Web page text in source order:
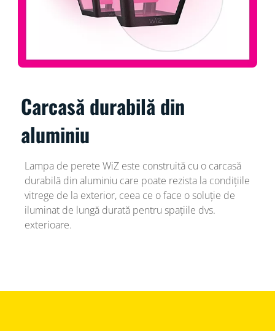
Carcasă durabilă din
aluminiu
Lampa de perete WiZ este construită cu o carcasă
durabilă din aluminiu care poate rezista la condițiile
vitrege de la exterior, ceea ce o face o soluție de
iluminat de lungă durată pentru spațiile dvs.
exterioare.